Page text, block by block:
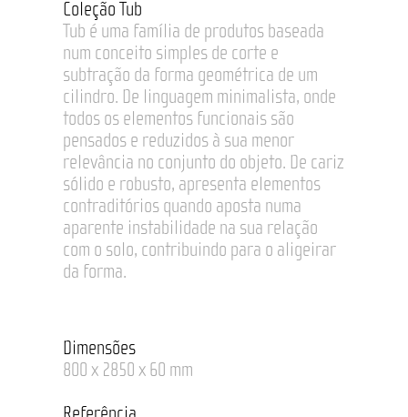
Coleção Tub
Tub é uma família de produtos baseada
num conceito simples de corte e
subtração da forma geométrica de um
cilindro. De linguagem minimalista, onde
todos os elementos funcionais são
pensados e reduzidos à sua menor
relevância no conjunto do objeto. De cariz
sólido e robusto, apresenta elementos
contraditórios quando aposta numa
aparente instabilidade na sua relação
com o solo, contribuindo para o aligeirar
da forma.
Dimensões
800 x 2850 x 60 mm